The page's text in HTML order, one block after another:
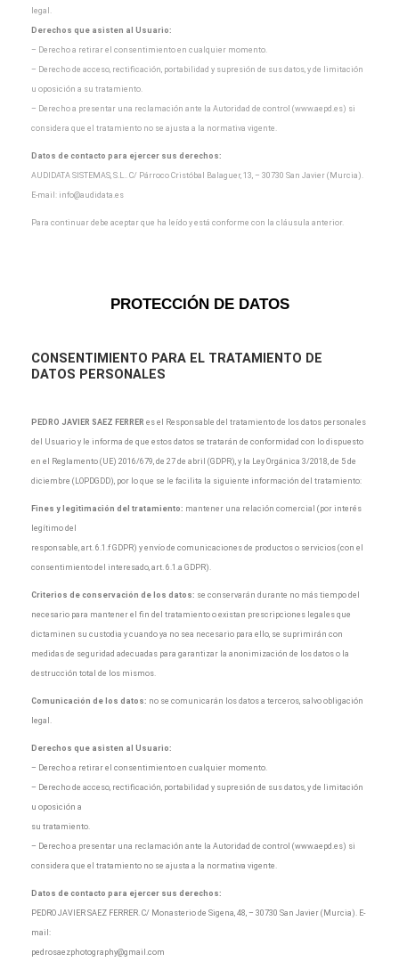
legal.
Derechos que asisten al Usuario:
– Derecho a retirar el consentimiento en cualquier momento.
– Derecho de acceso, rectificación, portabilidad y supresión de sus datos, y de limitación
u oposición a su tratamiento.
– Derecho a presentar una reclamación ante la Autoridad de control (www.aepd.es) si
considera que el tratamiento no se ajusta a la normativa vigente.
Datos de contacto para ejercer sus derechos:
AUDIDATA SISTEMAS, S.L.. C/ Párroco Cristóbal Balaguer, 13, – 30730 San Javier (Murcia).
E-mail: info@audidata.es
Para continuar debe aceptar que ha leído y está conforme con la cláusula anterior.
PROTECCIÓN DE DATOS
CONSENTIMIENTO PARA EL TRATAMIENTO DE
DATOS PERSONALES
PEDRO JAVIER SAEZ FERRER es el Responsable del tratamiento de los datos personales
del Usuario y le informa de que estos datos se tratarán de conformidad con lo dispuesto
en el Reglamento (UE) 2016/679, de 27 de abril (GDPR), y la Ley Orgánica 3/2018, de 5 de
diciembre (LOPDGDD), por lo que se le facilita la siguiente información del tratamiento:
Fines y legitimación del tratamiento: mantener una relación comercial (por interés
legítimo del
responsable, art. 6.1.f GDPR) y envío de comunicaciones de productos o servicios (con el
consentimiento del interesado, art. 6.1.a GDPR).
Criterios de conservación de los datos: se conservarán durante no más tiempo del
necesario para mantener el fin del tratamiento o existan prescripciones legales que
dictaminen su custodia y cuando ya no sea necesario para ello, se suprimirán con
medidas de seguridad adecuadas para garantizar la anonimización de los datos o la
destrucción total de los mismos.
Comunicación de los datos: no se comunicarán los datos a terceros, salvo obligación
legal.
Derechos que asisten al Usuario:
– Derecho a retirar el consentimiento en cualquier momento.
– Derecho de acceso, rectificación, portabilidad y supresión de sus datos, y de limitación
u oposición a
su tratamiento.
– Derecho a presentar una reclamación ante la Autoridad de control (www.aepd.es) si
considera que el tratamiento no se ajusta a la normativa vigente.
Datos de contacto para ejercer sus derechos:
PEDRO JAVIER SAEZ FERRER. C/ Monasterio de Sigena, 48, – 30730 San Javier (Murcia). E-
mail:
pedrosaezphotography@gmail.com